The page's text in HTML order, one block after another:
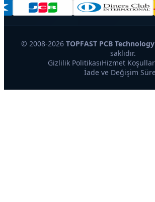
© 2008-2026 TOPFAST PCB
saklıdır.
Gizlilik PolitikasıHizmet
İade ve Değişim